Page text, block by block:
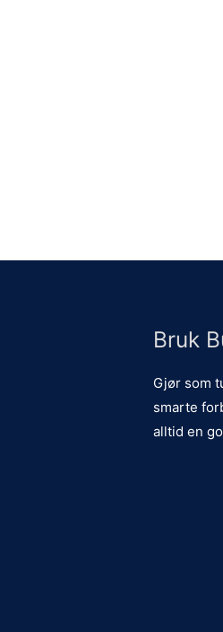
Bruk
Gjør som
smarte
alltid en